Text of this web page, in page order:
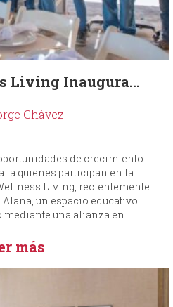
Living Inaugura...
Chávez
de crecimiento
a quienes participan en la
Living, recientemente
un espacio educativo
una alianza en...
más